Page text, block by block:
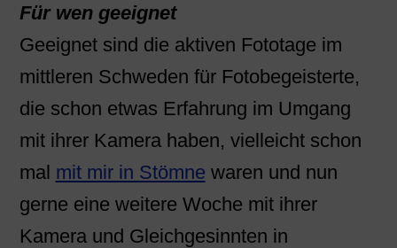
Für wen geeignet
Geeignet sind die aktiven Fototage im
mittleren Schweden für Fotobegeisterte,
die schon etwas Erfahrung im Umgang
mit ihrer Kamera haben, vielleicht schon
mal mit mir in Stömne waren und nun
gerne eine weitere Woche mit ihrer
Kamera und Gleichgesinnten in